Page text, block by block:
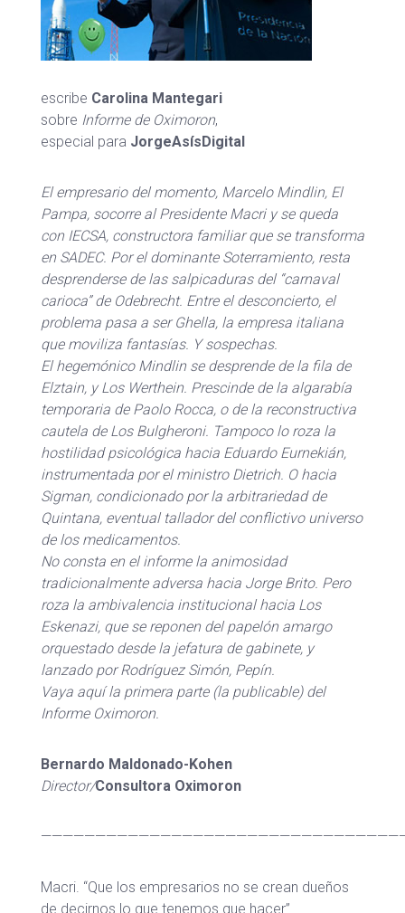
escribe Carolina Mantegari
sobre Informe de Oximoron,
especial para JorgeAsísDigital
El empresario del momento, Marcelo Mindlin, El
Pampa, socorre al Presidente Macri y se queda
con IECSA, constructora familiar que se transforma
en SADEC. Por el dominante Soterramiento, resta
desprenderse de las salpicaduras del “carnaval
carioca” de Odebrecht. Entre el desconcierto, el
problema pasa a ser Ghella, la empresa italiana
que moviliza fantasías. Y sospechas.
El hegemónico Mindlin se desprende de la fila de
Elztain, y Los Werthein. Prescinde de la algarabía
temporaria de Paolo Rocca, o de la reconstructiva
cautela de Los Bulgheroni. Tampoco lo roza la
hostilidad psicológica hacia Eduardo Eurnekián,
instrumentada por el ministro Dietrich. O hacia
Sigman, condicionado por la arbitrariedad de
Quintana, eventual tallador del conflictivo universo
de los medicamentos.
No consta en el informe la animosidad
tradicionalmente adversa hacia Jorge Brito. Pero
roza la ambivalencia institucional hacia Los
Eskenazi, que se reponen del papelón amargo
orquestado desde la jefatura de gabinete, y
lanzado por Rodríguez Simón, Pepín.
Vaya aquí la primera parte (la publicable) del
Informe Oximoron.
Bernardo Maldonado-Kohen
Director/Consultora Oximoron
Macri. “Que los empresarios no se crean dueños
de decirnos lo que tenemos que hacer”.